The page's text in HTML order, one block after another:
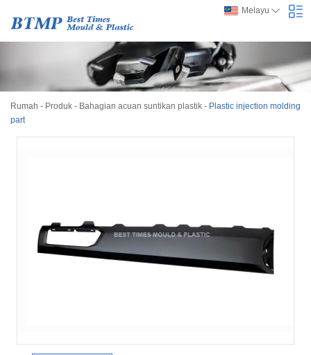
Melayu
Rumah - Produk - Bahagian acuan suntikan plastik - Plastic injection molding
part